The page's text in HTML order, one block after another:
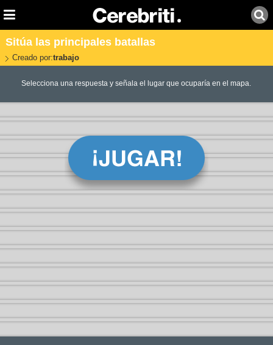
Sitúa las principales batallas
Creado por:trabajo
Selecciona una respuesta y señala el lugar que ocuparía en el mapa.